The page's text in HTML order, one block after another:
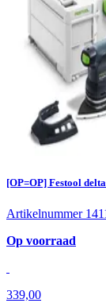
[OP=OP] Festool
Artikelnummer
Op voorraad
339,00